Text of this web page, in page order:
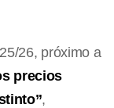
26, próximo a
precios
,